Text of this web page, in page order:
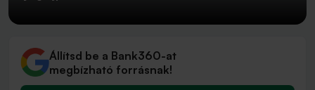
Állítsd be a Bank360-at
megbízható forrásnak!